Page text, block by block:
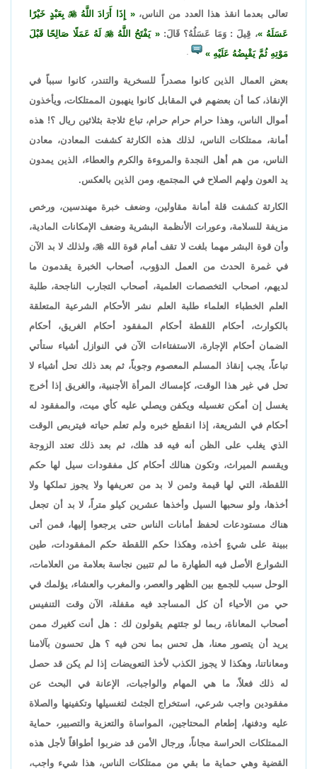
تعالى بعدما انقذ هذا العدد من الناس، إِذَا أَرَادَ اللَّهُبِعَبْدٍ خَيْرًا
عَسَلَهُ
، قِيلَ : وَمَا عَسَلُهُ؟ قَالَ: يَفْتَحُ اللَّهُلَهُ عَمَلًا صَالِحًا قَبْلَ
مَوْتِهِ ثُمَّ يَقْبِضُهُ عَلَيْهِ
.
بعض العمال الذين كانوا مصدراً للسخرية والتندر، كانوا سبباً في
الإنقاذ، كما أن بعضهم في المقابل كانوا ينهبون الممتلكات، ويأخذون
أموال الناس، وهذا حرام حرام حرام، تباع ثلاجة بثلاثين ريال ؟! هذه
أمانة، ممتلكات الناس، لذلك هذه الكارثة كشفت المعادن، معادن
الناس، من هم أهل النجدة والمروءة والكرم والعطاء، الذين يمدون
يد العون ولهم الصلاح في المجتمع، ومن الذين بالعكس.
الكارثة كشفت قلة أمانة مقاولين، وضعف خبرة مهندسين، ورخص
مزيفة للسلامة، وعورات الأنظمة البشرية وضعف الإمكانات المادية،
وأن قوة البشر مهما بلغت لا تقف أمام قوة الله، ولذلك لا بد الآن
في غمرة الحدث من العمل الدؤوب، أصحاب الخبرة يقدمون ما
لديهم، اصحاب التخصصات العلمية، أصحاب التجارب الناجحة، طلبة
العلم الخطباء العلماء طلبة العلم نشر الأحكام الشرعية المتعلقة
بالكوارث، أحكام اللقطة أحكام المفقود أحكام الغريق، أحكام
الضمان أحكام الإجارة، الاستفتاءات الآن في النوازل أشياء ستأتي
تباعاً، يجب إنقاذ المسلم المعصوم وجوباً، ثم بعد ذلك تحل أشياء لا
تحل في غير هذا الوقت، كإمساك المرأة الأجنبية، والغريق إذا أخرج
يغسل إن أمكن تغسيله ويكفن ويصلي عليه كأي ميت، والمفقود له
أحكام في الشريعة، إذا انقطع خبره ولم تعلم حياته فيتربص الوقت
الذي يغلب على الظن أنه فيه قد هلك، ثم بعد ذلك تعتد الزوجة
ويقسم الميراث، وتكون هنالك أحكام كل مفقودات سيل لها حكم
اللقطة، التي لها قيمة وثمن لا بد من تعريفها ولا يجوز تملكها ولا
أخذها، ولو سحبها السيل وأخذها عشرين كيلو متراً، لا بد أن تجعل
هناك مستودعات لحفظ أمانات الناس حتى يرجعوا إليها، فمن أتى
ببينة على شيءٍ أخذه، وهكذا حكم اللقطة حكم المفقودات، طين
الشوارع الأصل فيه الطهارة ما لم تتبين نجاسة بعلامة من العلامات،
الوحل سبب للجمع بين الظهر والعصر، والمغرب والعشاء، يؤلمك في
حي من الأحياء أن كل المساجد فيه مقفلة، الآن وقت التنفيس
أصحاب المعاناة، ربما لو جئتهم يقولون لك : هل أنت كغيرك ممن
يريد أن يتصور معنا، هل تحس بما نحن فيه ؟ هل تحسون بآلامنا
ومعاناتنا، وهكذا لا يجوز الكذب لأخذ التعويضات إذا لم يكن قد حصل
له ذلك فعلاً، ما هي المهام والواجبات، الإعانة في البحث عن
مفقودين واجب شرعي، استخراج الجثث لتغسيلها وتكفينها والصلاة
عليه ودفنها، إطعام المحتاجين، المواساة والتعزية والتصبير، حماية
الممتلكات الحراسة مجاناً، ورجال الأمن قد ضربوا أطواقاً لأجل هذه
القضية وهي حماية ما بقي من ممتلكات الناس، هذا شيء واجب،